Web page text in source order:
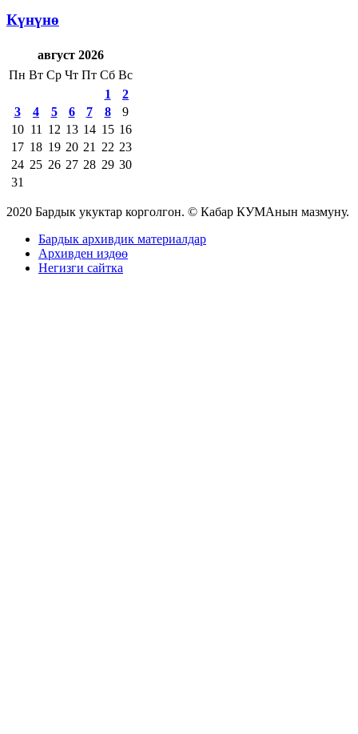
Күнүнө
август 2026
Пн Вт Ср Чт Пт Сб Вс
1
2
3
4 5 6 7 8
9
10 11 12 13 14 15 16
17 18 19 20 21 22 23
24 25 26 27 28 29 30
31
2020 Бардык укуктар корголгон. © Кабар КУМАнын мазмуну.
Бардык архивдик материалдар
Архивден издөө
Негизги сайтка